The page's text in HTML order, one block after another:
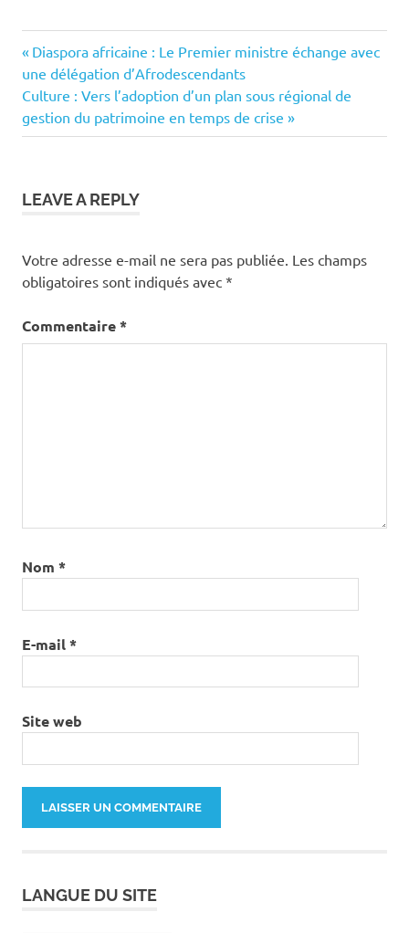
Navigation
de
l’article
Previous
Post:
‎Diaspora africaine : Le Premier ministre échange avec
une délégation d’Afrodescendants
Next
Post:
Culture : Vers l’adoption d’un plan sous régional de
gestion du patrimoine en temps de crise
LEAVE A REPLY
Votre adresse e-mail ne sera pas publiée. Les champs
obligatoires sont indiqués avec *
Commentaire*
Nom *
E-mail*
Site web
LANGUE DU SITE